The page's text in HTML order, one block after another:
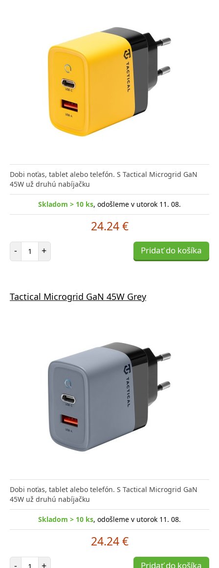
Dobi noťas, tablet alebo telefón. S Tactical Microgrid GaN
45W už druhú nabíjačku
Skladom > 10 ks, odošleme v utorok 11. 08.
24.24 €
- Počet položiek
+ Pridať do košíka
Tactical Microgrid GaN 45W Grey
Dobi noťas, tablet alebo telefón. S Tactical Microgrid GaN
45W už druhú nabíjačku
Skladom > 10 ks, odošleme v utorok 11. 08.
24.24 €
- Počet položiek
+ Pridať do košíka